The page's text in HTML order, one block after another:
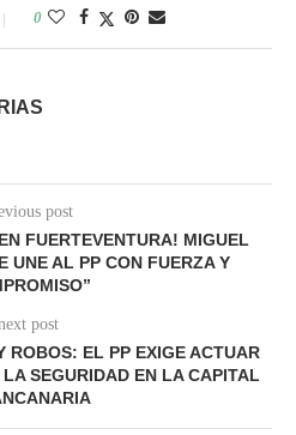
0
post
FUERTEVENTURA! MIGUEL
UNE AL PP CON FUERZA Y
post
ROBOS: EL PP EXIGE ACTUAR
SEGURIDAD EN LA CAPITAL